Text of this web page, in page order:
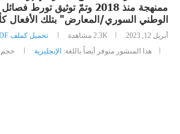
ممنهجة منذ 2018 وتمّ توثيق
الوطني السوري/المعارض" بتلك الأفعال
أبريل 12, 2023 2.3K مشاهدة
تحميل كملف PDF
هذا المنشور متوفر أيضاً باللغة: الإنجليزية حجم